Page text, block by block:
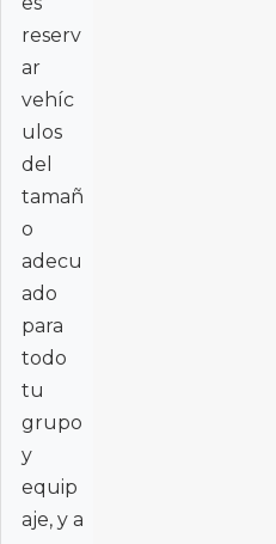
reserv
ar
vehíc
ulos
del
tamañ
o
adecu
ado
para
todo
tu
grupo
y
equip
aje, y a